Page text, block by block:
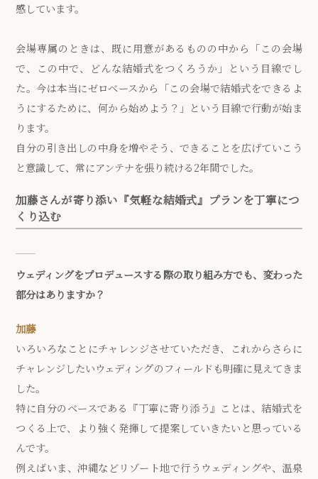
感しています。
会場専属のときは、既に用意があるものの中から「この会場
で、この中で、どんな結婚式をつくろうか」という目線でし
た。今は本当にゼロベースから「この会場で結婚式をできるよ
うにするために、何から始めよう？」という目線で行動が始ま
ります。
自分の引き出しの中身を増やそう、できることを広げていこう
と意識して、常にアンテナを張り続ける2年間でした。
加藤さんが寄り添い『気軽な結婚式』プランを丁寧につ
くり込む
ウェディングをプロデュースする際の取り組み方でも、変わった
部分はありますか？
加藤
いろいろなことにチャレンジさせていただき、これからさらに
チャレンジしたいウェディングのフィールドも明確に見えてきま
した。
特に自分のベースである『丁寧に寄り添う』ことは、結婚式を
つくる上で、より強く発揮して提案していきたいと思っている
んです。
例えばいま、沖縄などリゾート地で行うウェディングや、温泉